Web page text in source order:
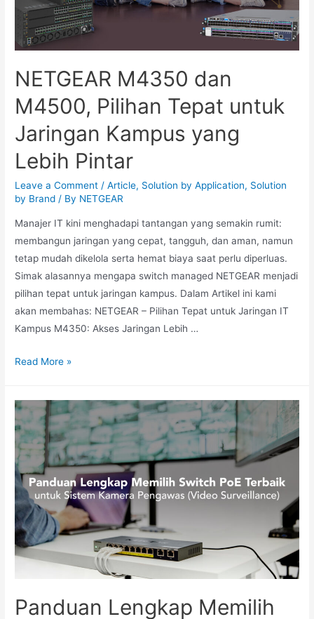
NETGEAR M4350 dan
M4500, Pilihan Tepat untuk
Jaringan Kampus yang
Lebih Pintar
Leave a Comment /Article, Solution by Application, Solution
by Brand / By NETGEAR
Manajer IT kini menghadapi tantangan yang semakin rumit:
membangun jaringan yang cepat, tangguh, dan aman, namun
tetap mudah dikelola serta hemat biaya saat perlu diperluas.
Simak alasannya mengapa switch managed NETGEAR menjadi
pilihan tepat untuk jaringan kampus. Dalam Artikel ini kami
akan membahas: NETGEAR – Pilihan Tepat untuk Jaringan IT
Kampus M4350: Akses Jaringan Lebih …
Read More »
Panduan Lengkap Memilih